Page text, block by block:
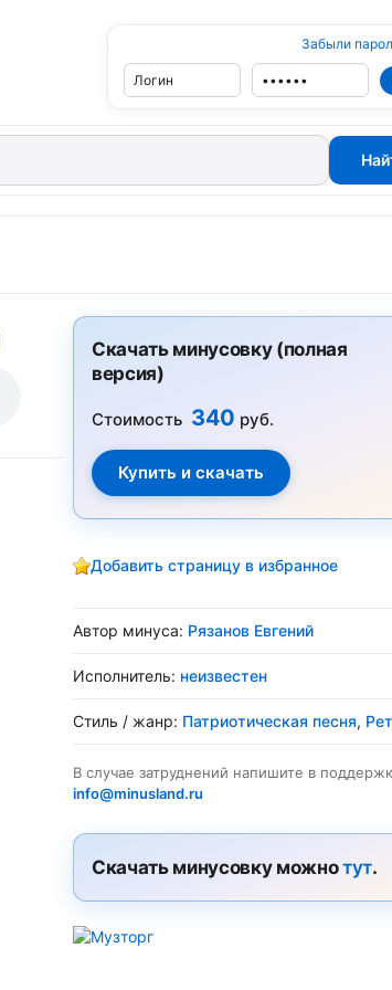
Забыли
Скачать минусовку (полная
версия)
Стоимость 340 руб.
Добавить страницу в избранное
Автор минуса: Рязанов Евгений
Исполнитель: неизвестен
Стиль / жанр: Патриотическая песня,
В случае затруднений напишите в
info@minusland.ru
Скачать минусовку можнотут.